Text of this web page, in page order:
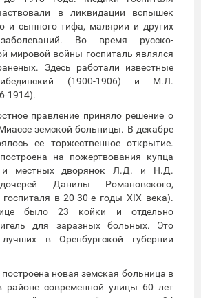
в ликвидации вспышек
и сыпного тифа, малярии и других
Во время русско-
мировой войны госпиталь являлся
Здесь работали известные
(1900-1906) и М.Л.
1914).
правление приняло решение о
земской больницы. В декабре
ее торжественное открытие.
на пожертвования купца
и местных дворянок Л.Д. и Н.Д.
Данилы Романовского,
в 20-30-е годы XIX века).
было 23 койки и отдельно
для заразных больных. Это
в Оренбургской губернии
новая земская больница в
районе современной улицы 60 лет